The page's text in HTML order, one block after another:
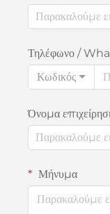
Τηλέφωνο /
Κωδικός
Όνομα
Μήνυμα